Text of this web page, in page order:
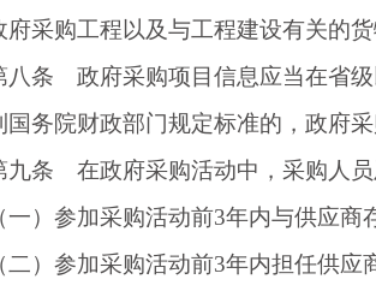
购工程以及与工程建设有关的货
政府采购项目信息应当在省级
国务院财政部门规定标准的，政府
在政府采购活动中，采购人员
参加采购活动前3年内与供应商
参加采购活动前3年内担任供应